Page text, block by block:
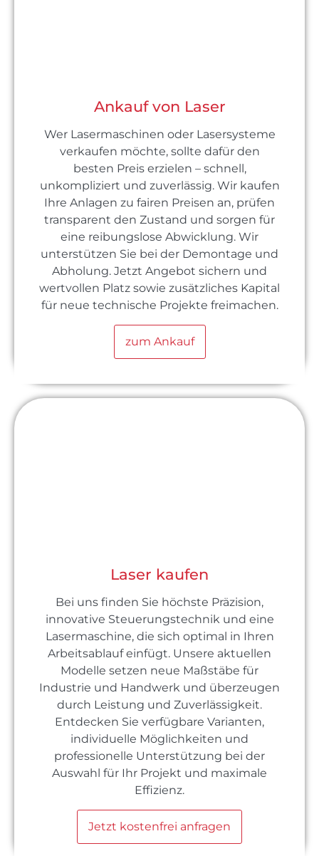
Ankauf von Laser
Wer Lasermaschinen oder Lasersysteme
verkaufen möchte, sollte dafür den
besten Preis erzielen – schnell,
unkompliziert und zuverlässig. Wir kaufen
Ihre Anlagen zu fairen Preisen an, prüfen
transparent den Zustand und sorgen für
eine reibungslose Abwicklung. Wir
unterstützen Sie bei der Demontage und
Abholung. Jetzt Angebot sichern und
wertvollen Platz sowie zusätzliches Kapital
für neue technische Projekte freimachen.
zum Ankauf
Laser kaufen
Bei uns finden Sie höchste Präzision,
innovative Steuerungstechnik und eine
Lasermaschine, die sich optimal in Ihren
Arbeitsablauf einfügt. Unsere aktuellen
Modelle setzen neue Maßstäbe für
Industrie und Handwerk und überzeugen
durch Leistung und Zuverlässigkeit.
Entdecken Sie verfügbare Varianten,
individuelle Möglichkeiten und
professionelle Unterstützung bei der
Auswahl für Ihr Projekt und maximale
Effizienz.
Jetzt kostenfrei anfragen